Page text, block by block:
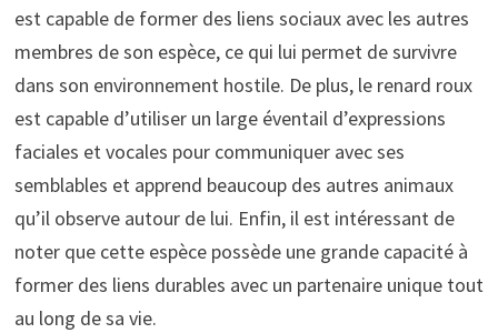
est capable de former des liens sociaux avec les autres
membres de son espèce, ce qui lui permet de survivre
dans son environnement hostile. De plus, le renard roux
est capable d’utiliser un large éventail d’expressions
faciales et vocales pour communiquer avec ses
semblables et apprend beaucoup des autres animaux
qu’il observe autour de lui. Enfin, il est intéressant de
noter que cette espèce possède une grande capacité à
former des liens durables avec un partenaire unique tout
au long de sa vie.